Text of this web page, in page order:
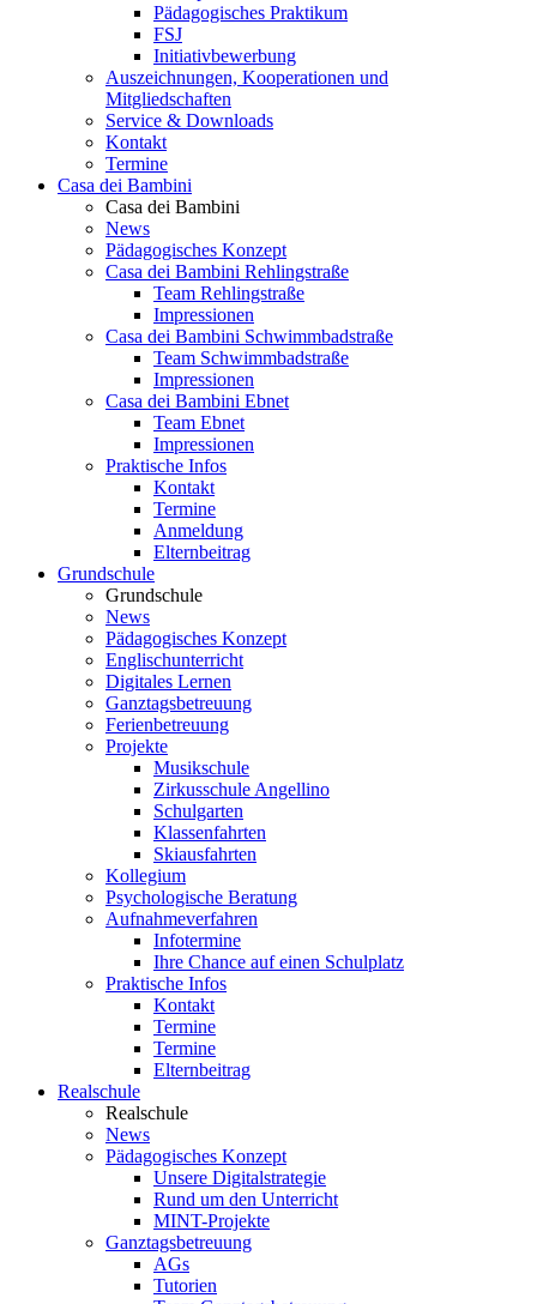
Pädagogisches Praktikum
FSJ
Initiativbewerbung
Auszeichnungen, Kooperationen und
Mitgliedschaften
Service & Downloads
Kontakt
Termine
Casa dei Bambini
Casa dei Bambini
News
Pädagogisches Konzept
Casa dei Bambini Rehlingstraße
Team Rehlingstraße
Impressionen
Casa dei Bambini Schwimmbadstraße
Team Schwimmbadstraße
Impressionen
Casa dei Bambini Ebnet
Team Ebnet
Impressionen
Praktische Infos
Kontakt
Termine
Anmeldung
Elternbeitrag
Grundschule
Grundschule
News
Pädagogisches Konzept
Englischunterricht
Digitales Lernen
Ganztagsbetreuung
Ferienbetreuung
Projekte
Musikschule
Zirkusschule Angellino
Schulgarten
Klassenfahrten
Skiausfahrten
Kollegium
Psychologische Beratung
Aufnahmeverfahren
Infotermine
Ihre Chance auf einen Schulplatz
Praktische Infos
Kontakt
Termine
Termine
Elternbeitrag
Realschule
Realschule
News
Pädagogisches Konzept
Unsere Digitalstrategie
Rund um den Unterricht
MINT-Projekte
Ganztagsbetreuung
AGs
Tutorien